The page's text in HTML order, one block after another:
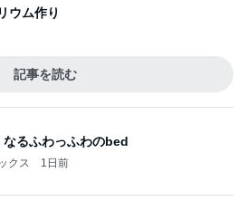
ウム作り
記事を読む
なるふわっふわのbed
クス 1日前